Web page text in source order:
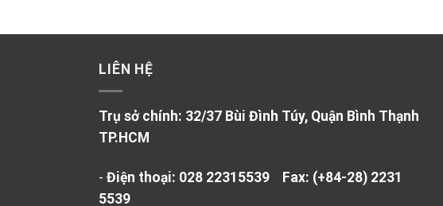
LIÊN HỆ
Trụ sở chính: 32/37 Bùi Đình Túy, Quận Bình Thạnh
TP.HCM
- Điện thoại: 028 22315539
Fax: (+84-28) 2231
5539